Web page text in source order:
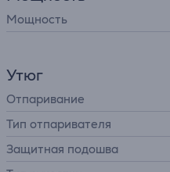
Мощность
Утюг
Отпаривание
Тип отпаривателя
Защитная подошва